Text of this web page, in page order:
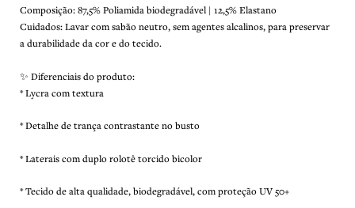
Composição: 87,5% Poliamida biodegradável | 12,5% Elastano
Cuidados: Lavar com sabão neutro, sem agentes alcalinos, para preservar
a durabilidade da cor e do tecido.
✨ Diferenciais do produto:
* Lycra com textura
* Detalhe de trança contrastante no busto
* Laterais com duplo rolotê torcido bicolor
* Tecido de alta qualidade, biodegradável, com proteção UV 50+